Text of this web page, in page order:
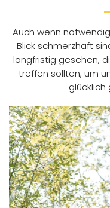
Auch wenn
Blick schmerzhaft
langfristig gesehen,
treffen sollten, um
glücklich